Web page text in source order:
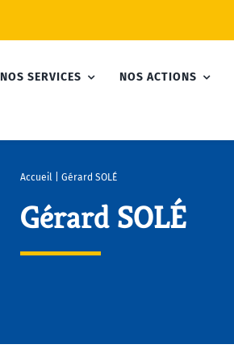
NOS SERVICES NOS ACTIONS
Accueil| Gérard SOLÉ
Gérard SOLÉ